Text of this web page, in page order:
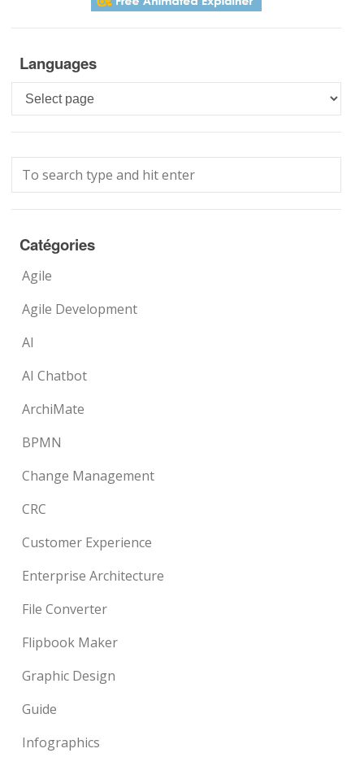
Languages
Languages
Catégories
Agile
Agile Development
AI
AI Chatbot
ArchiMate
BPMN
Change Management
CRC
Customer Experience
Enterprise Architecture
File Converter
Flipbook Maker
Graphic Design
Guide
Infographics